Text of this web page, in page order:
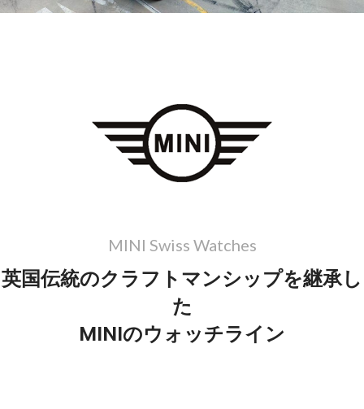
MINI Swiss Watches
英国伝統のクラフトマンシップを継承し
た
MINIのウォッチライン